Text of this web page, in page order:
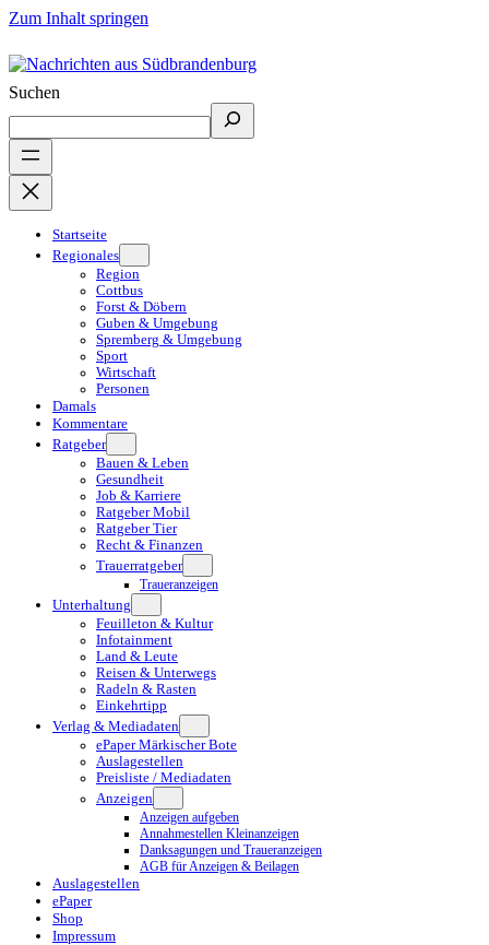
Zum Inhalt springen
Suchen
Startseite
Regionales
Region
Cottbus
Forst & Döbern
Guben & Umgebung
Spremberg & Umgebung
Sport
Wirtschaft
Personen
Damals
Kommentare
Ratgeber
Bauen & Leben
Gesundheit
Job & Karriere
Ratgeber Mobil
Ratgeber Tier
Recht & Finanzen
Trauerratgeber
Traueranzeigen
Unterhaltung
Feuilleton & Kultur
Infotainment
Land & Leute
Reisen & Unterwegs
Radeln & Rasten
Einkehrtipp
Verlag & Mediadaten
ePaper Märkischer Bote
Auslagestellen
Preisliste / Mediadaten
Anzeigen
Anzeigen aufgeben
Annahmestellen Kleinanzeigen
Danksagungen und Traueranzeigen
AGB für Anzeigen & Beilagen
Auslagestellen
ePaper
Shop
Impressum